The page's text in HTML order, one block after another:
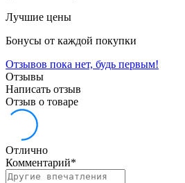
Лучшие цены
Бонусы от каждой покупки
Отзывов пока нет, будь первым!
Отзывы
Написать отзыв
Отзыв о товаре
Отлично
Комментарий*